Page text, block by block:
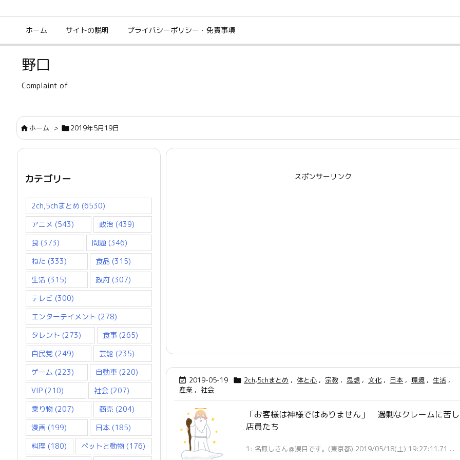
ホーム サイトの説明 プライバシーポリシー・免責事項
野口
Complaint of
ホーム > 2019年5月19日
スポンサーリンク
 2019-05-19  2ch,5chまとめ , 体と心 , 宗教 , 思想 , 文化 , 日本 , 環境 , 生活 ,
産業 , 社会
「お客様は神様ではありません」 過剰なクレームに苦
店員たち
1: 名無しさん＠涙目です。(東京都) 2019/05/18(土) 19:27:11.71 ...
カテゴリー
2ch,5chまとめ (6530)
アニメ (543) 政治 (439)
食 (373) 問題 (346)
ねた (333) 食品 (315)
生活 (315) 政府 (307)
テレビ (300)
エンターテイメント (278)
タレント (273) 食事 (265)
自民党 (249) 芸能 (235)
ゲーム (223) 自動車 (220)
VIP (210) 社会 (207)
乗り物 (207) 商売 (204)
漫画 (199) 日本 (185)
料理 (180) ペットと動物 (176)